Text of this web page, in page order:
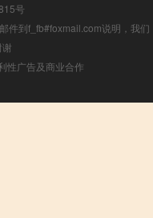
号
件到f_fb#foxmail.com说明，我们
性广告及商业合作